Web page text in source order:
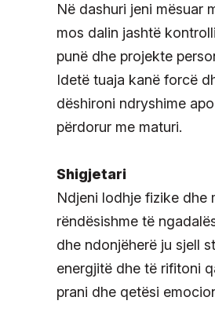
Në dashuri jeni mësuar
mos dalin jashtë
punë dhe projekte
Idetë tuaja kanë forcë
dëshironi ndryshime
përdorur me maturi.
Shigjetari
Ndjeni lodhje fizike dhe
rëndësishme të
dhe ndonjëherë ju sjell
energjitë dhe të rifitoni
prani dhe qetësi